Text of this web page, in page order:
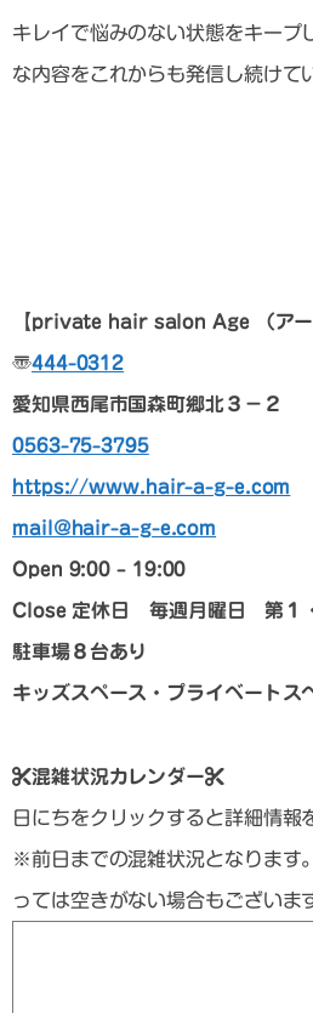
キレイで悩みのない状態をキープ
な内容をこれからも発信し続けて
【private hair salon Age （ア
〠444-0312
愛知県西尾市国森町郷北３－２
0563-75-3795
https://www.hair-a-g-e.com
mail@hair-a-g-e.com
Open 9:00 – 19:00
Close 定休日 毎週月曜日 第１
駐車場８台あり
キッズスペース・プライベートス
混雑状況カレンダー
日にちをクリックすると詳細情報
※前日までの混雑状況となります
っては空きがない場合もございま